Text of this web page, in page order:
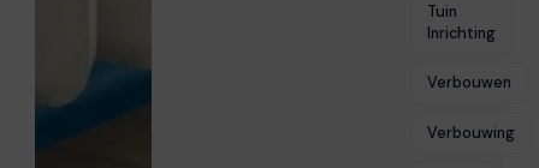
Tuin
Inrichting
Verbouwen
Verbouwing